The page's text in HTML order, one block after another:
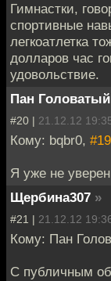
Гимнастки,
спортивные
легкоатлетка
долларов час
удовольствие.
Пан Головатый
#20 | 21.12.12
Кому: bqbr0, #19
Я уже не
Щербина307 »
#21 | 21.12.12
Кому: Пан
С публичным